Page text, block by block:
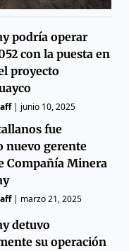
podría operar
con la puesta en
proyecto
| junio 10, 2025
fue
nuevo gerente
Compañía Minera
| marzo 21, 2025
detuvo
su operación